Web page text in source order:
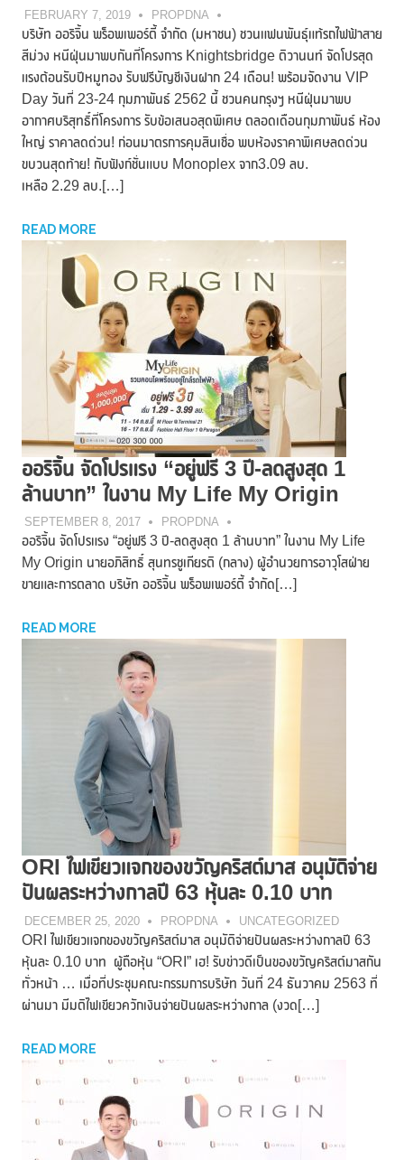
FEBRUARY 7, 2019 PROPDNA
บริษัท ออริจิ้น พร็อพเพอร์ตี้ จำกัด (มหาชน) ชวนแฟนพันธุ์แท้รถไฟฟ้าสาย
สีม่วง หนีฝุ่นมาพบกันที่โครงการ Knightsbridge ติวานนท์ จัดโปรสุด
แรงต้อนรับปีหมูทอง รับฟรีบัญชีเงินฝาก 24 เดือน! พร้อมจัดงาน VIP
Day วันที่ 23-24 กุมภาพันธ์ 2562 นี้ ชวนคนกรุงฯ หนีฝุ่นมาพบ
อากาศบริสุทธิ์ที่โครงการ รับข้อเสนอสุดพิเศษ ตลอดเดือนกุมภาพันธ์ ห้อง
ใหญ่ ราคาลดด่วน! ก่อนมาตรการคุมสินเชื่อ พบห้องราคาพิเศษลดด่วน
ขบวนสุดท้าย! กับฟังก์ชั่นแบบ Monoplex จาก3.09 ลบ.
เหลือ 2.29 ลบ.[…]
READ MORE
ออริจิ้น จัดโปรแรง “อยู่ฟรี 3 ปี-ลดสูงสุด 1
ล้านบาท” ในงาน My Life My Origin
SEPTEMBER 8, 2017 PROPDNA
ออริจิ้น จัดโปรแรง “อยู่ฟรี 3 ปี-ลดสูงสุด 1 ล้านบาท” ในงาน My Life
My Origin นายอภิสิทธิ์ สุนทรชูเกียรติ (กลาง) ผู้อำนวยการอาวุโสฝ่าย
ขายและการตลาด บริษัท ออริจิ้น พร็อพเพอร์ตี้ จำกัด[…]
READ MORE
ORI ไฟเขียวแจกของขวัญคริสต์มาส อนุมัติจ่าย
ปันผลระหว่างกาลปี 63 หุ้นละ 0.10 บาท
DECEMBER 25, 2020 PROPDNA UNCATEGORIZED
ORI ไฟเขียวแจกของขวัญคริสต์มาส อนุมัติจ่ายปันผลระหว่างกาลปี 63
หุ้นละ 0.10 บาท ผู้ถือหุ้น “ORI” เฮ! รับข่าวดีเป็นของขวัญคริสต์มาสกัน
ทั่วหน้า … เมื่อที่ประชุมคณะกรรมการบริษัท วันที่ 24 ธันวาคม 2563 ที่
ผ่านมา มีมติไฟเขียวควักเงินจ่ายปันผลระหว่างกาล (งวด[…]
READ MORE